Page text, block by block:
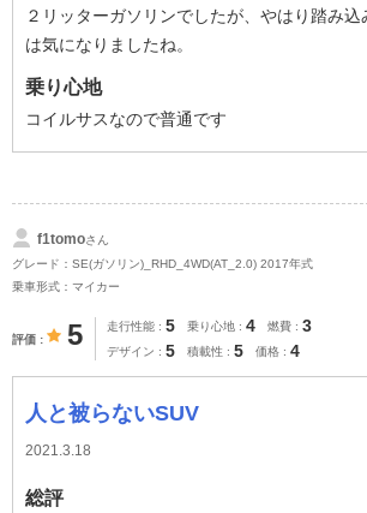
２リッターガソリンでしたが、やはり踏み
は気になりましたね。
乗り心地
コイルサスなので普通です
f1tomoさん
グレード：SE(ガソリン)_RHD_4WD(AT_2.0) 2017年式
乗車形式：マイカー
評価 5 走行性能 5 乗り心地 4 燃費 3
デザイン 5 積載性 5 価格 4
人と被らないSUV
2021.3.18
総評